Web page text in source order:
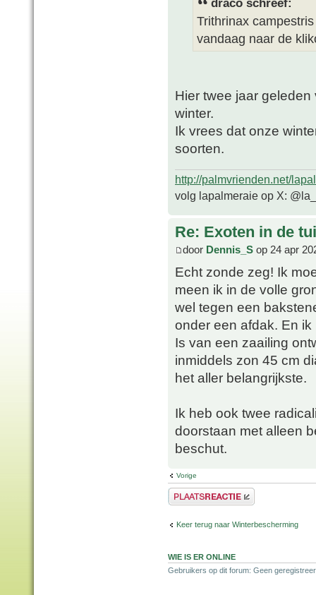
draco schreef:
Trithrinax
vandaag naar de
Hier twee jaar
winter.
Ik vrees dat onze
soorten.
http://palmvrienden.net/
volg lapalmeraie op X:
Re: Exoten in de
door Dennis_S op 24 apr
Echt zonde zeg! Ik
meen ik in de volle
wel tegen een
onder een afdak. En
Is van een zaailing
inmiddels zon 45 cm
het aller belangrijkste.
Ik heb ook twee
doorstaan met alleen
beschut.
Vorige
Plaats een reactie
Keer terug naar Winterbescherming
WIE IS ER ONLINE
Gebruikers op dit forum: Geen